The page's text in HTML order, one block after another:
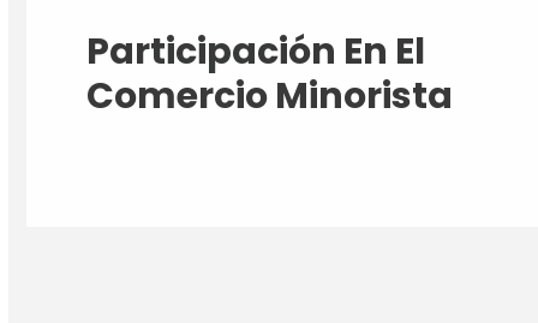
Participación En El
Comercio Minorista